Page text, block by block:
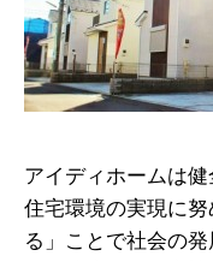
アイディホームは
住宅環境の実現に
る」ことで社会の